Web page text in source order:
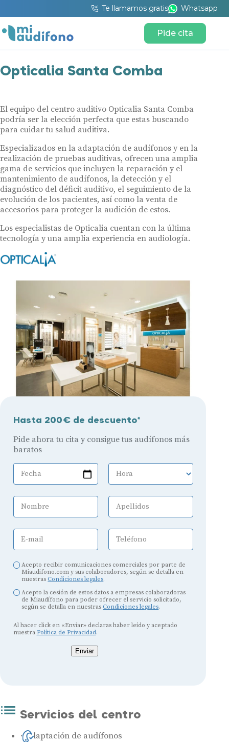
Te llamamos gratis Whatsapp
Pide cita
Opticalia Santa Comba
El equipo del centro auditivo Opticalia Santa Comba
podría ser la elección perfecta que estas buscando
para cuidar tu salud auditiva.
Especializados en la adaptación de audífonos y en la
realización de pruebas auditivas, ofrecen una amplia
gama de servicios que incluyen la reparación y el
mantenimiento de audífonos, la detección y el
diagnóstico del déficit auditivo, el seguimiento de la
evolución de los pacientes, así como la venta de
accesorios para proteger la audición de estos.
Los especialistas de Opticalia cuentan con la última
tecnología y una amplia experiencia en audiología.
Hasta 200€ de descuento*
Pide ahora tu cita y consigue tus audífonos más
baratos
Fecha Hora
Nombre Apellidos
E-mail Teléfono
Acepto recibir comunicaciones comerciales por parte de
Miaudifono.com y sus colaboradores, según se detalla en
nuestras Condiciones legales.
Acepto la cesión de estos datos a empresas colaboradoras
de Miaudífono para poder ofrecer el servicio solicitado,
según se detalla en nuestras Condiciones legales.
Al hacer click en «Enviar» declaras haber leído y aceptado
nuestra Política de Privacidad.
Enviar
Servicios del centro
Adaptación de audífonos